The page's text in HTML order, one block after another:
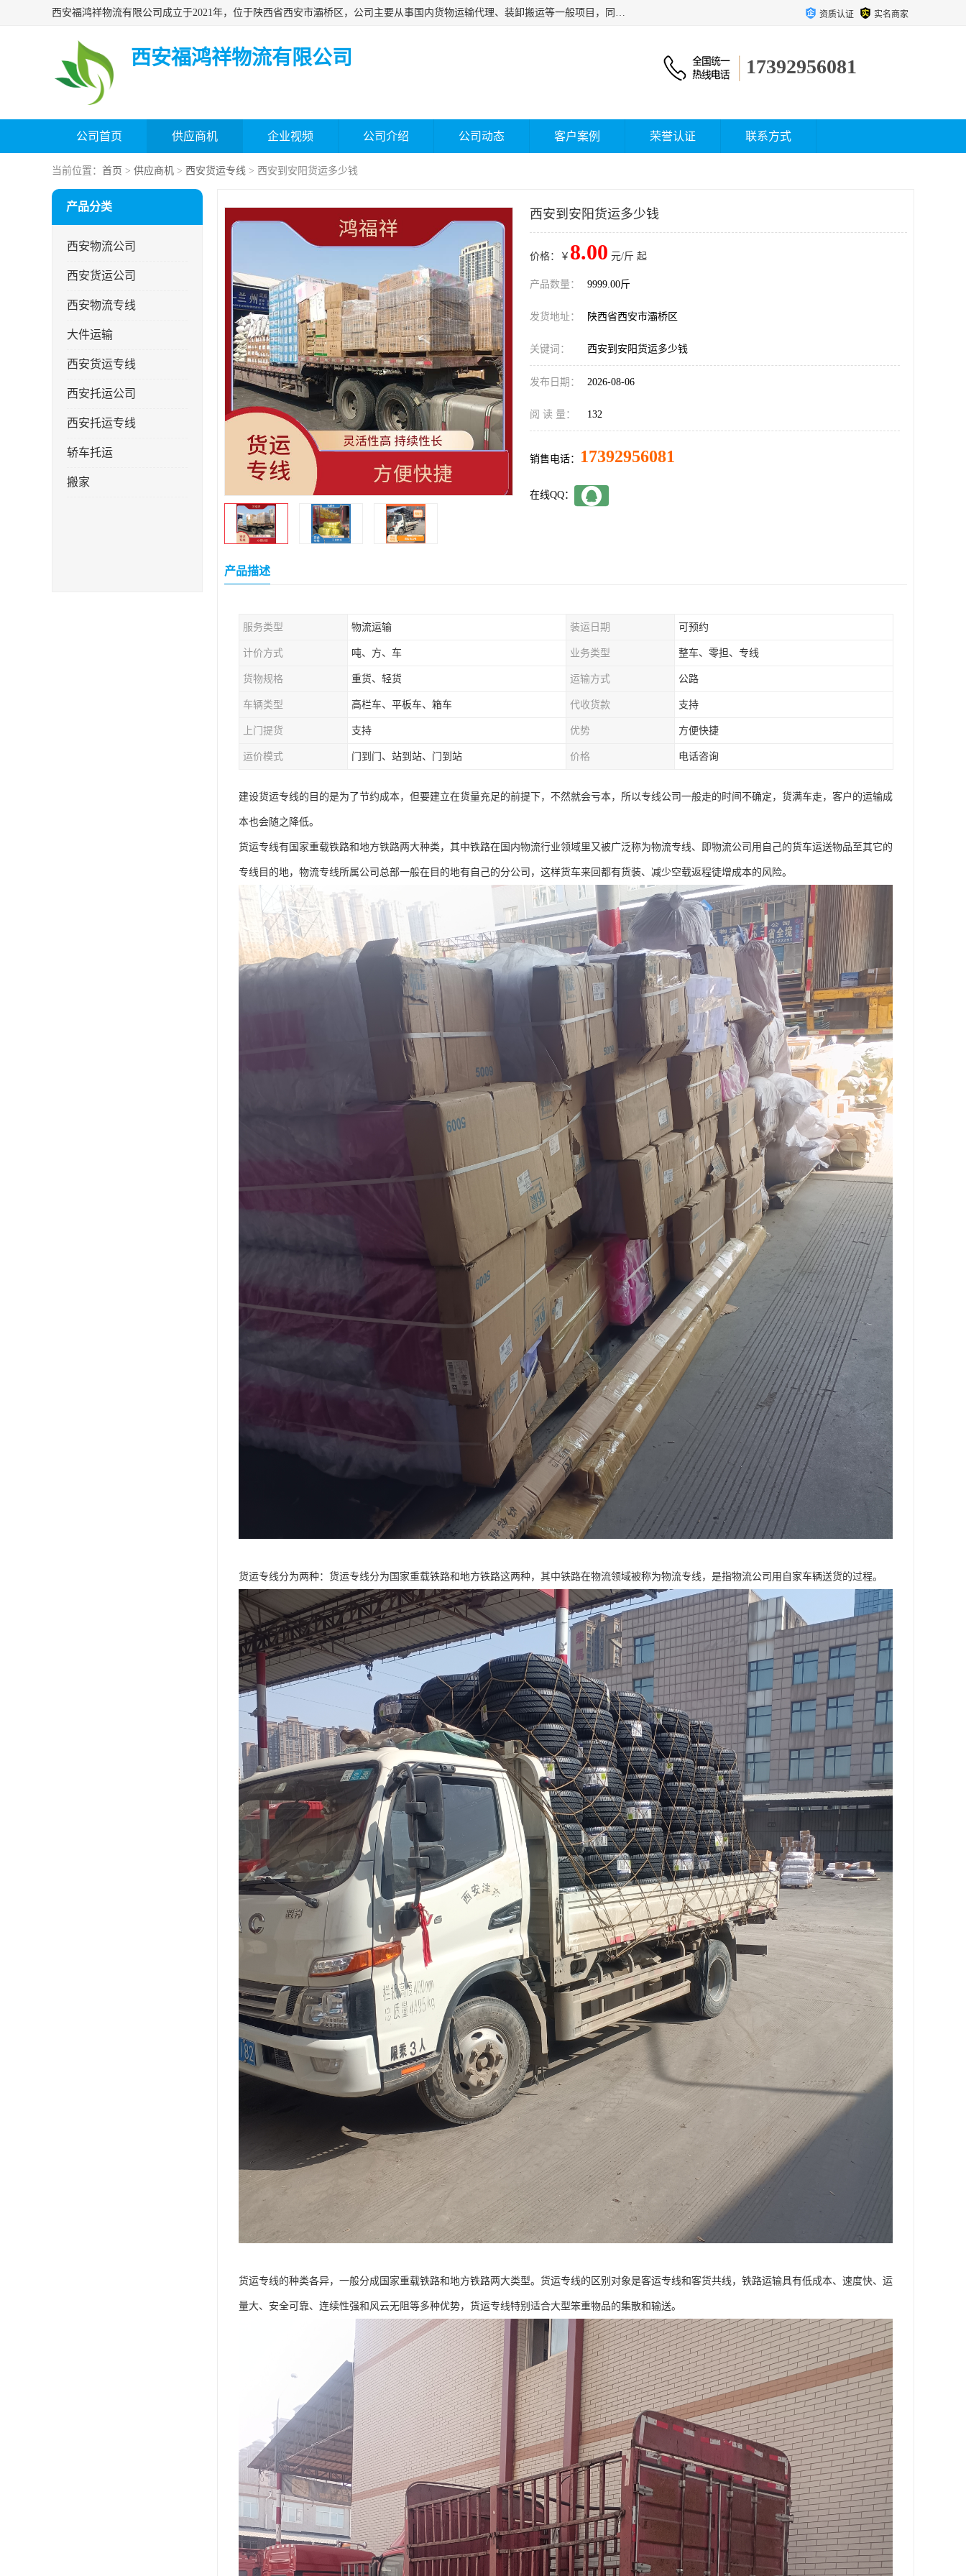
西安福鸿祥物流有限公司成立于2021年，位于陕西省西安市灞桥区，公司主要从事国内货物运输代理、装卸搬运等一般项目，同时具备道路货物运输（不含危险货物）的许可资质。凭借专业的物流服务和*的运输能力，公司致力于为客户提供安全、可靠的物流解决方案，满足多样化的运输需求，助力企业*运营。 资质认证 实名商家
西安福鸿祥物流有限公司 17392956081
公司首页 供应商机 企业视频 公司介绍 公司动态 客户案例 荣誉认证 联系方式
当前位置： 首页 > 供应商机 > 西安货运专线 > 西安到安阳货运多少钱
产品分类
西安物流公司
西安货运公司
西安物流专线
大件运输
西安货运专线
西安托运公司
西安托运专线
轿车托运
搬家
西安到安阳货运多少钱
价格：￥ 8.00 元/斤 起
产品数量： 9999.00斤
发货地址： 陕西省西安市灞桥区
关键词： 西安到安阳货运多少钱
发布日期： 2026-08-06
阅 读 量： 132
销售电话： 17392956081
在线QQ：
产品描述
服务类型 物流运输 装运日期 可预约
计价方式 吨、方、车 业务类型 整车、零担、专线
货物规格 重货、轻货 运输方式 公路
车辆类型 高栏车、平板车、箱车 代收货款 支持
上门提货 支持 优势 方便快捷
运价模式 门到门、站到站、门到站 价格 电话咨询
建设货运专线的目的是为了节约成本，但要建立在货量充足的前提下，不然就会亏本，所以专线公司一般走的时间不确定，货满车走，客户的运输成
本也会随之降低。
货运专线有国家重载铁路和地方铁路两大种类，其中铁路在国内物流行业领域里又被广泛称为物流专线、即物流公司用自己的货车运送物品至其它的
专线目的地，物流专线所属公司总部一般在目的地有自己的分公司，这样货车来回都有货装、减少空载返程徒增成本的风险。
货运专线分为两种：货运专线分为国家重载铁路和地方铁路这两种，其中铁路在物流领域被称为物流专线，是指物流公司用自家车辆送货的过程。
货运专线的种类各异，一般分成国家重载铁路和地方铁路两大类型。货运专线的区别对象是客运专线和客货共线，铁路运输具有低成本、速度快、运
量大、安全可靠、连续性强和风云无阻等多种优势，货运专线特别适合大型笨重物品的集散和输送。